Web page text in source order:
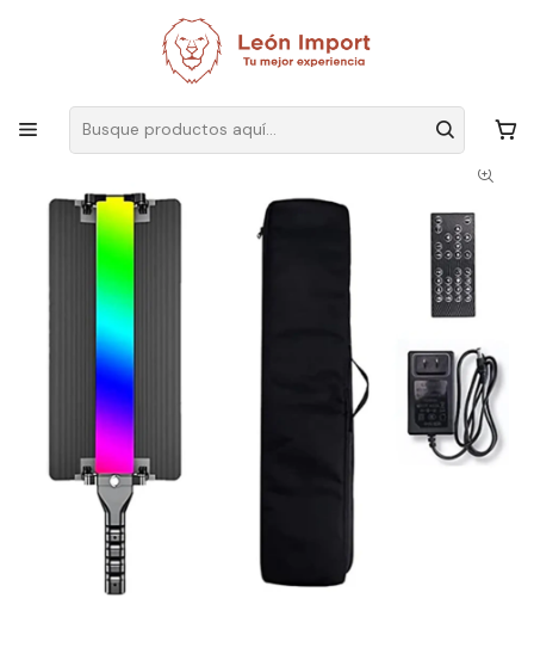
Envíos GRATIS
Ver Todos Los Productos
Lampara De Varilla De Mano Fotografia Video Oled Rgb Control